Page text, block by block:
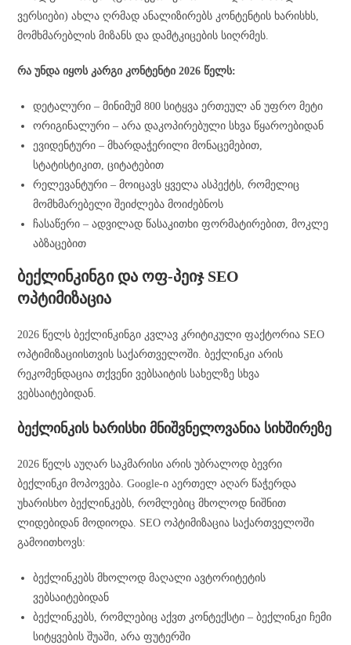
ვერსიები) ახლა ღრმად ანალიზირებს კონტენტის ხარისხს,
მომხმარებლის მიზანს და დამტკიცების სიღრმეს.
რა უნდა იყოს კარგი კონტენტი 2026 წელს:
დეტალური – მინიმუმ 800 სიტყვა ერთეულ ან უფრო მეტი
ორიგინალური – არა დაკოპირებული სხვა წყაროებიდან
ევიდენტური – მხარდაჭერილი მონაცემებით,
სტატისტიკით, ციტატებით
რელევანტური – მოიცავს ყველა ასპექტს, რომელიც
მომხმარებელი შეიძლება მოიძებნოს
ჩასაწერი – ადვილად წასაკითხი ფორმატირებით, მოკლე
აბზაცებით
ბექლინკინგი და ოფ-პეიჯ SEO
ოპტიმიზაცია
2026 წელს ბექლინკინგი კვლავ კრიტიკული ფაქტორია SEO
ოპტიმიზაციისთვის საქართველოში. ბექლინკი არის
რეკომენდაცია თქვენი ვებსაიტის სახელზე სხვა
ვებსაიტებიდან.
ბექლინკის ხარისხი მნიშვნელოვანია სიხშირეზე
2026 წელს აუღარ საკმარისი არის უბრალოდ ბევრი
ბექლინკი მოპოვება. Google-ი აერთელ აღარ წაჭერდა
უხარისხო ბექლინკებს, რომლებიც მხოლოდ ნიშნით
ლიდებიდან მოდიოდა. SEO ოპტიმიზაცია საქართველოში
გამოითხოვს:
ბექლინკებს მხოლოდ მაღალი ავტორიტეტის
ვებსაიტებიდან
ბექლინკებს, რომლებიც აქვთ კონტექსტი – ბექლინკი ჩემი
სიტყვების შუაში, არა ფუტერში